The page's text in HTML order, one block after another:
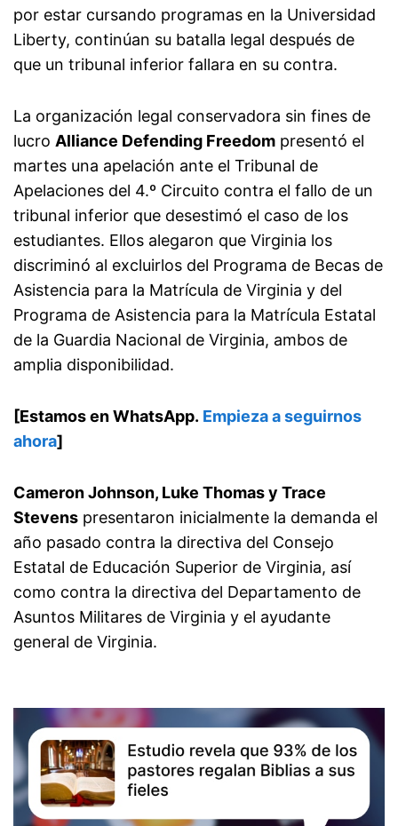
por estar cursando programas en la Universidad
Liberty, continúan su batalla legal después de
que un tribunal inferior fallara en su contra.
La organización legal conservadora sin fines de
lucro Alliance Defending Freedom presentó el
martes una apelación ante el Tribunal de
Apelaciones del 4.º Circuito contra el fallo de un
tribunal inferior que desestimó el caso de los
estudiantes. Ellos alegaron que Virginia los
discriminó al excluirlos del Programa de Becas de
Asistencia para la Matrícula de Virginia y del
Programa de Asistencia para la Matrícula Estatal
de la Guardia Nacional de Virginia, ambos de
amplia disponibilidad.
[Estamos en WhatsApp. Empieza a seguirnos
ahora]
Cameron Johnson, Luke Thomas y Trace
Stevens presentaron inicialmente la demanda el
año pasado contra la directiva del Consejo
Estatal de Educación Superior de Virginia, así
como contra la directiva del Departamento de
Asuntos Militares de Virginia y el ayudante
general de Virginia.